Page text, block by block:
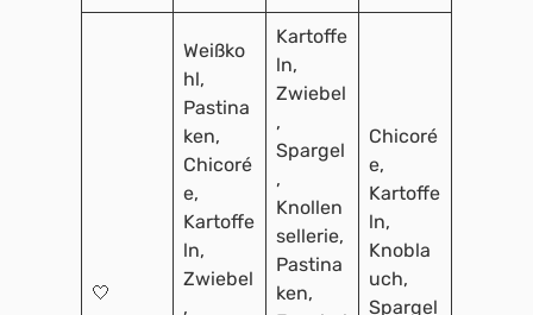
🤍
Weißko
hl,
Pastina
ken,
Chicoré
e,
Kartoffe
ln,
Zwiebel
,
Kartoffe
ln,
Zwiebel
,
Spargel
,
Knollen
sellerie,
Pastina
ken,
Chicoré
e,
Kartoffe
ln,
Knobla
uch,
Spargel